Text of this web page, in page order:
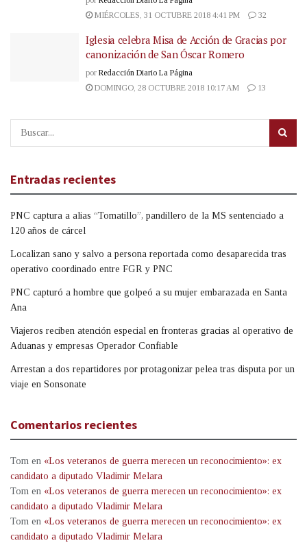
MIÉRCOLES, 31 OCTUBRE 2018 4:41 PM
32
Iglesia celebra Misa de Acción de Gracias por
canonización de San Óscar Romero
por Redacción Diario La Página
DOMINGO, 28 OCTUBRE 2018 10:17 AM
13
Entradas recientes
PNC captura a alias “Tomatillo”, pandillero de la MS sentenciado a
120 años de cárcel
Localizan sano y salvo a persona reportada como desaparecida tras
operativo coordinado entre FGR y PNC
PNC capturó a hombre que golpeó a su mujer embarazada en Santa
Ana
Viajeros reciben atención especial en fronteras gracias al operativo de
Aduanas y empresas Operador Confiable
Arrestan a dos repartidores por protagonizar pelea tras disputa por un
viaje en Sonsonate
Comentarios recientes
Tom en «Los veteranos de guerra merecen un reconocimiento»: ex
candidato a diputado Vladimir Melara
Tom en «Los veteranos de guerra merecen un reconocimiento»: ex
candidato a diputado Vladimir Melara
Tom en «Los veteranos de guerra merecen un reconocimiento»: ex
candidato a diputado Vladimir Melara